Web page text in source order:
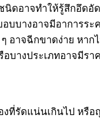
นิดอาจทำให้รู้สึกอึดอั
บบางอาจมีอาการระ
อาจฉีกขาดง่าย หาก
บางประเภทอาจมีรา
งที่รัดแน่นเกินไป หรือ